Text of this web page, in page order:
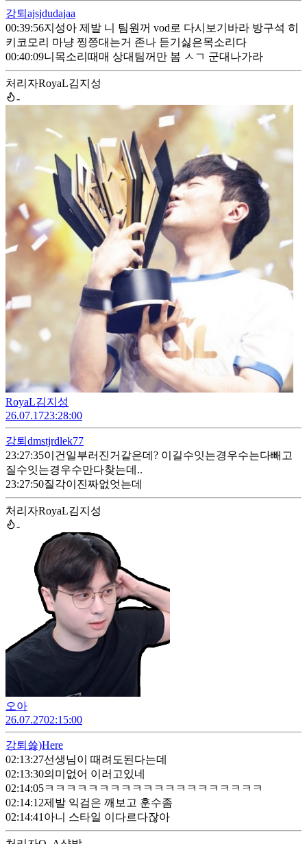
강퇴 ajsjdudajaa
00:39:56지성아 제발 니 팀원꺼 vod로 다시보기바라 방구석 히
키코모리 마냥 찡쯩대는거 존나 듣기싫은목소리다
00:40:09니목소리때매 상대팀꺼만 봄 ㅅㄱ 군대나가라
처리자RoyaL김지성
-
RoyaL김지성
26.07.1723:28:00
강퇴 dmstjrdlek77
23:27:35이건일부러진거같은데? 이길수잇는경우수는다빼고
질수잇는경우수만다찾는데..
23:27:50질각이진짜없엇는데
처리자RoyaL김지성
-
오아
26.07.2702:15:00
강퇴 쓿)Here
02:13:27선생님이 때려도된다는데
02:13:30의미없어 이러고있네
02:14:05ㅋㅋㅋㅋㅋㅋㅋㅋㅋㅋㅋㅋㅋㅋㅋㅋㅋㅋㅋㅋ
02:14:12제발 익검은 깨보고 훈수좀
02:14:41 아니 스타일 이다르다잖아